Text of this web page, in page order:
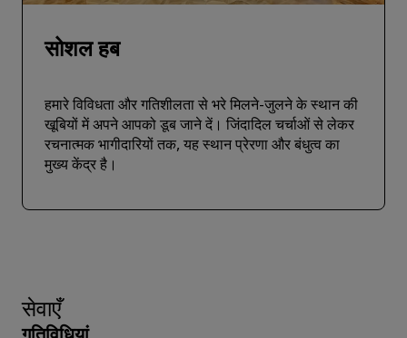
सोशल हब
हमारे विविधता और गतिशीलता से भरे मिलने-जुलने के स्थान की
खूबियों में अपने आपको डूब जाने दें। जिंदादिल चर्चाओं से लेकर
रचनात्मक भागीदारियों तक, यह स्थान प्रेरणा और बंधुत्व का
मुख्य केंद्र है।
सेवाएँ